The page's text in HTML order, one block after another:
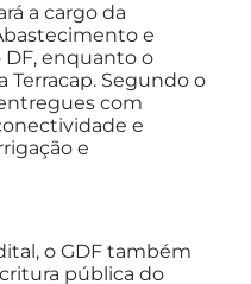
a cargo da
e
enquanto o
Terracap. Segundo o
com
e
e
o GDF também
pública do